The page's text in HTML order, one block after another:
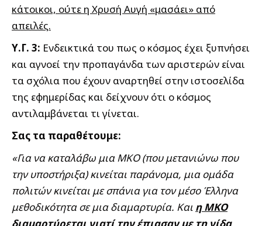
κάτοικοι, ούτε η Χρυσή Αυγή «μασάει» από
απειλές.
Υ.Γ. 3: Ενδεικτικά του πως ο κόσμος έχει ξυπνήσει
και αγνοεί την προπαγάνδα των αριστερών είναι
τα σχόλια που έχουν αναρτηθεί στην ιστοσελίδα
της εφημερίδας και δείχνουν ότι ο κόσμος
αντιλαμβάνεται τι γίνεται.
Σας τα παραθέτουμε:
«Για να καταλάβω μια ΜΚΟ (που μετανιώνω που
την υποστήριξα) κινείται παράνομα, μια ομάδα
πολιτών κινείται με σπάνια για τον μέσο Έλληνα
μεθοδικότητα σε μια διαμαρτυρία. Και η ΜΚΟ